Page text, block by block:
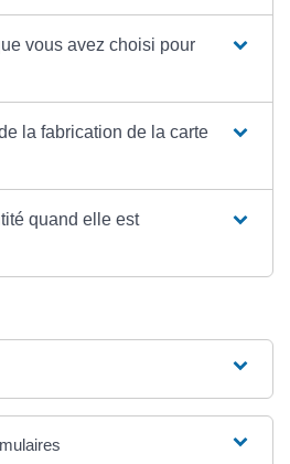
vous avez choisi pour
la fabrication de la carte
quand elle est